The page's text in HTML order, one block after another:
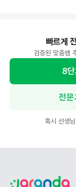
빠르게
검증된 맞춤쌤
8
전문
혹시 선생